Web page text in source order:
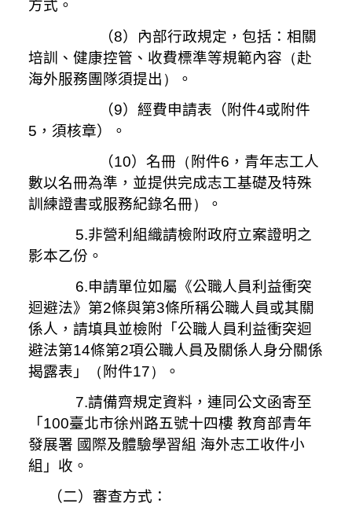
方式。
（8）內部行政規定，包括：相關
培訓、健康控管、收費標準等規範內容 （赴
海外服務團隊須提出 ）
。
（9）經費申請表（附件4或附件
5 ，須核章）。
（10）名冊 （ 附件6 ，青年志工人
數以名冊為準，並提供完成志工基礎及特殊
訓練證書或服務紀錄名冊）
。
5.非營利組織請檢附政府立案證明之
影本乙份。
6.申請單位如屬《公職人員利益衝突
迴避法》第2條與第3條所稱公職人員或其關
係人，請填具並檢附「公職人員利益衝突迴
避法第14條第2項公職人員及關係人身分關係
揭露表」
（ 附件17）
。
7.請備齊規定資料，連同公文函寄至
「 100臺北市徐州路五號十四樓 教育部青年
發展署 國際及體驗學習組 海外志工收件小
組」收。
（二）審查方式：